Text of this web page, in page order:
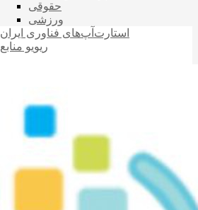
حقوقی
ورزشی
استارت‌آپ‌های فناوری ایران
ریویو منابع